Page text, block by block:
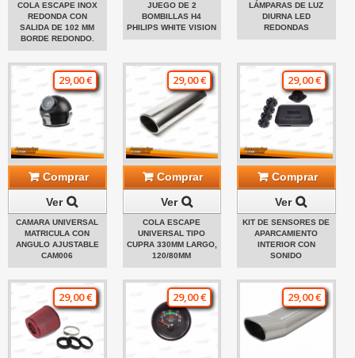
COLA ESCAPE INOX
REDONDA CON
SALIDA DE 102 MM
BORDE REDONDO.
JUEGO DE 2
BOMBILLAS H4
PHILIPS WHITE VISION
LÁMPARAS DE LUZ
DIURNA LED
REDONDAS
29,00 €
Comprar
Ver
CAMARA UNIVERSAL
MATRICULA CON
ANGULO AJUSTABLE
CAM006
29,00 €
Comprar
Ver
COLA ESCAPE
UNIVERSAL TIPO
CUPRA 330MM LARGO,
120/80MM
29,00 €
Comprar
Ver
KIT DE SENSORES DE
APARCAMIENTO
INTERIOR CON
SONIDO
29,00 € 29,00 € 29,00 €